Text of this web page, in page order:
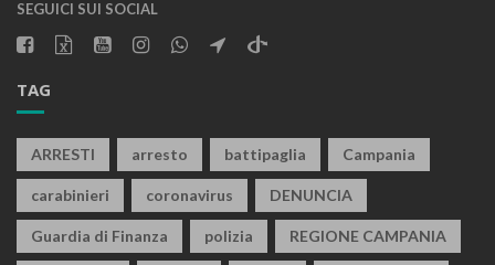
SEGUICI SUI SOCIAL
TAG
ARRESTI arresto battipaglia Campania
carabinieri coronavirus DENUNCIA
Guardia di Finanza polizia REGIONE CAMPANIA